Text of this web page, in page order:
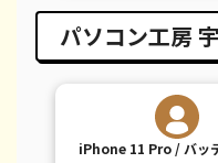
パソコン工房
iPhone 11 Pro / バッ